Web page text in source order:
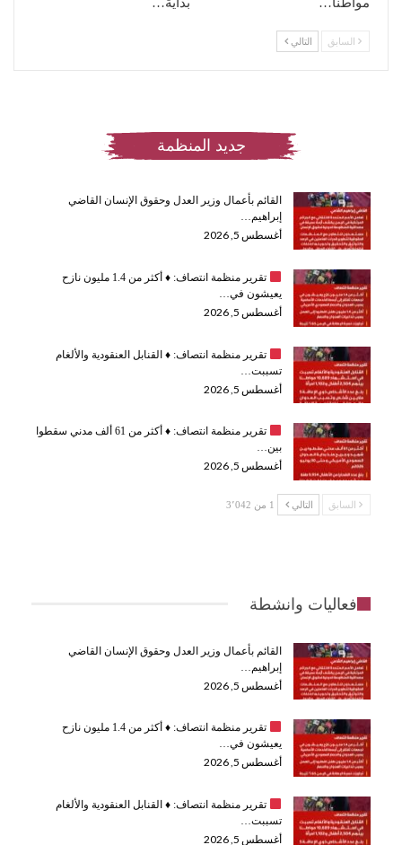
السابق التالي
جديد المنظمة
القائم بأعمال وزير العدل وحقوق الإنسان القاضي
إبراهيم…
أغسطس 5, 2026
تقرير منظمة انتصاف: ♦️
أكثر من 1.4 مليون نازح
يعيشون في…
أغسطس 5, 2026
تقرير منظمة انتصاف: ♦️القنابل العنقودية والألغام
تسببت…
أغسطس 5, 2026
تقرير منظمة انتصاف: ♦️
أكثر من 61 ألف مدني سقطوا
بين…
أغسطس 5, 2026
السابق التالي 1 من 3٬042
فعاليات وانشطة
القائم بأعمال وزير العدل وحقوق الإنسان القاضي
إبراهيم…
أغسطس 5, 2026
تقرير منظمة انتصاف: ♦️
أكثر من 1.4 مليون نازح
يعيشون في…
أغسطس 5, 2026
تقرير منظمة انتصاف: ♦️القنابل العنقودية والألغام
تسببت…
أغسطس 5, 2026